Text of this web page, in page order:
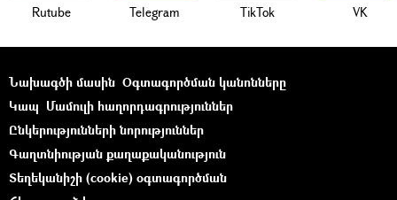
Rutube Telegram ТikТоk VK
Նախագծի մասին Օգտագործման կանոնները
Կապ Մամուլի հաղորդագրություններ
Ընկերությունների նորություններ
Գաղտնիության քաղաքականություն
Տեղեկանիշի (cookie) օգտագործման